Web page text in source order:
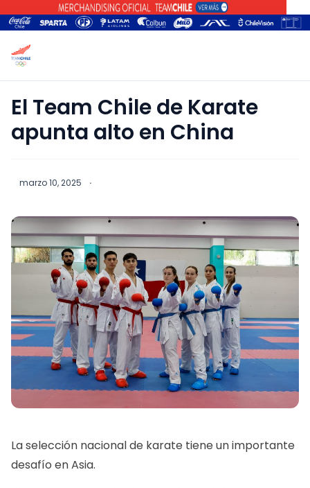
El Team Chile de Karate
apunta alto en China
marzo 10, 2025 ·
La selección nacional de karate tiene un importante
desafío en Asia.